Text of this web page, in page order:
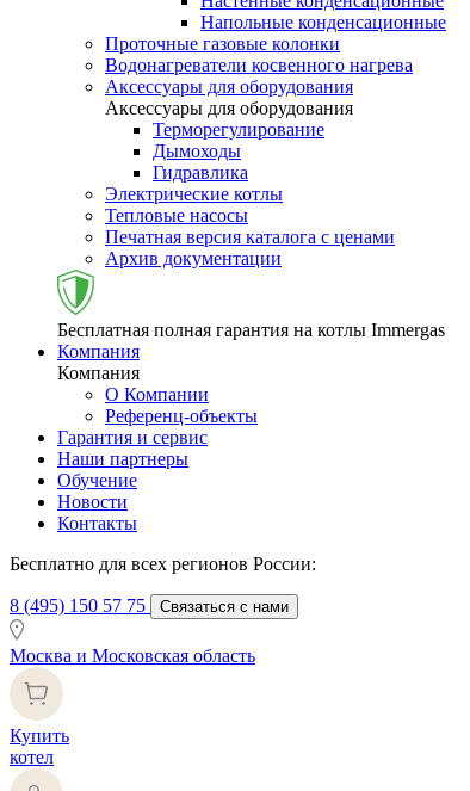
Напольные конденсационные
Проточные газовые колонки
Водонагреватели косвенного нагрева
Аксессуары для оборудования
Аксессуары для оборудования
Терморегулирование
Дымоходы
Гидравлика
Электрические котлы
Тепловые насосы
Печатная версия каталога с ценами
Архив документации
Бесплатная полная гарантия на котлы Immergas
Компания
Компания
О Компании
Референц-объекты
Гарантия и сервис
Наши партнеры
Обучение
Новости
Контакты
Бесплатно для всех регионов России:
8 (495) 150 57 75 Связаться с нами
Москва и Московская область
Купить
котел